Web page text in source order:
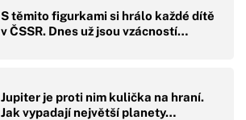
S těmito figurkami si hrálo každé dítě
v ČSSR. Dnes už jsou vzácností…
Jupiter je proti nim kulička na hraní.
Jak vypadají největší planety…